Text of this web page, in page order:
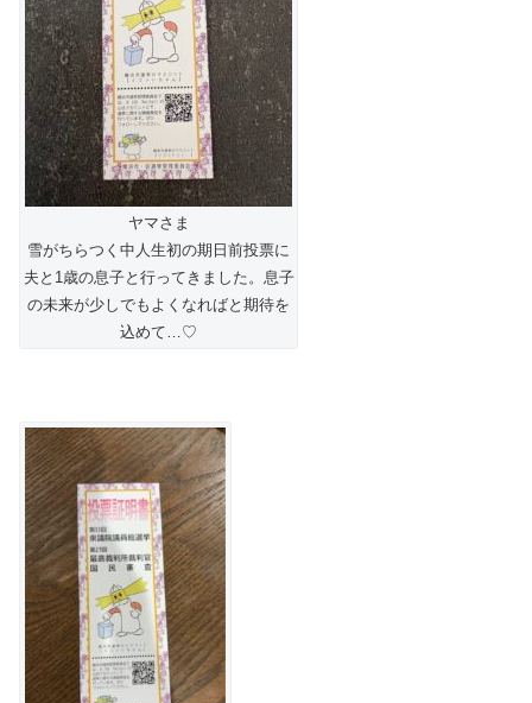
ヤマさま
雪がちらつく中人生初の期日前投票に
夫と1歳の息子と行ってきました。息子
の未来が少しでもよくなればと期待を
込めて…♡